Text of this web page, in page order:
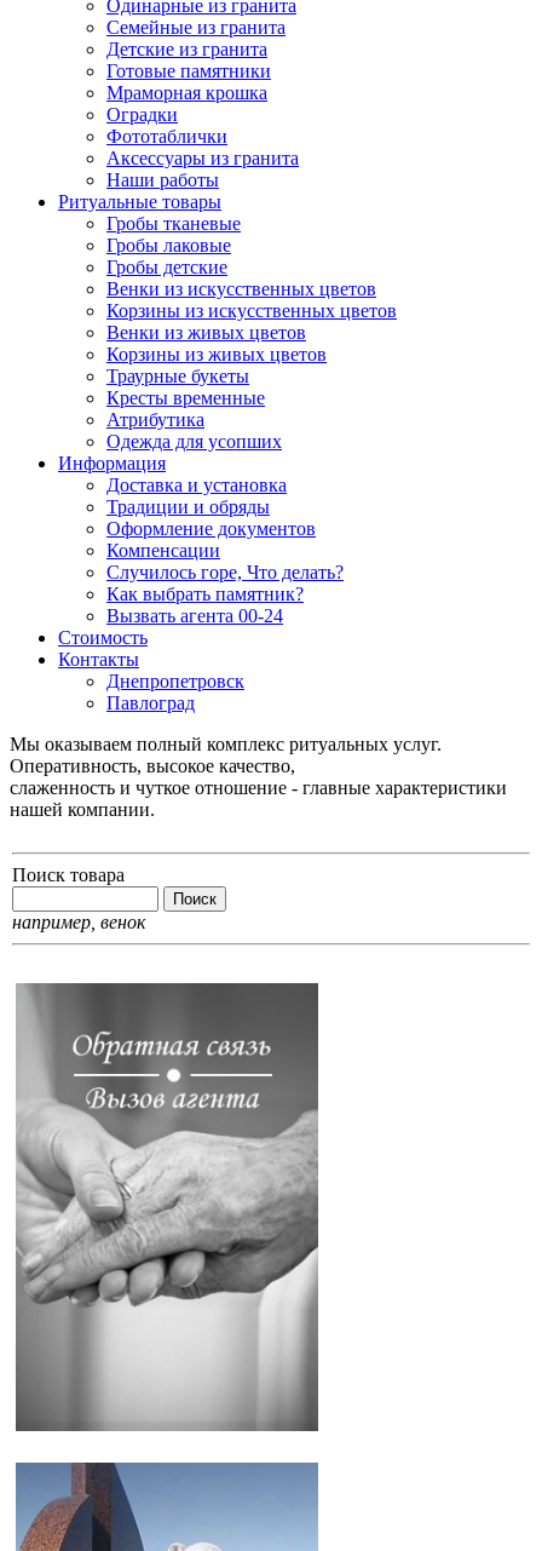
Одинарные из гранита
Семейные из гранита
Детские из гранита
Готовые памятники
Мраморная крошка
Оградки
Фототаблички
Аксессуары из гранита
Наши работы
Ритуальные товары
Гробы тканевые
Гробы лаковые
Гробы детские
Венки из искусственных цветов
Корзины из искусственных цветов
Венки из живых цветов
Корзины из живых цветов
Траурные букеты
Кресты временные
Атрибутика
Одежда для усопших
Информация
Доставка и установка
Традиции и обряды
Оформление документов
Компенсации
Случилось горе, Что делать?
Как выбрать памятник?
Вызвать агента 00-24
Стоимость
Контакты
Днепропетровск
Павлоград
Мы оказываем полный комплекс ритуальных услуг.
Оперативность, высокое качество,
слаженность и чуткое отношение - главные характеристики
нашей компании.
Поиск товара
например, венок